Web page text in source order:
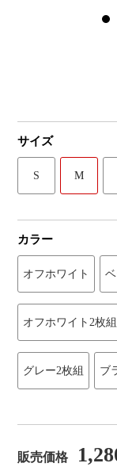
サイズ
S M
カラー
オフホワイト
オフホワイト2枚組
グレー2枚組 ブ
販売価格